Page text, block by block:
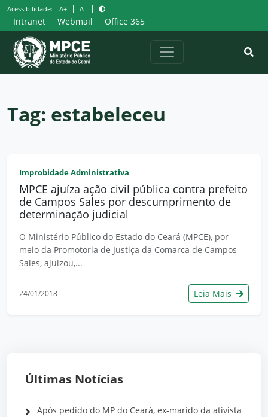
Pular
para
o
conteúdo
Acessibilidade: A+ | A- |
Intranet Webmail Office 365
Tag: estabeleceu
Improbidade Administrativa
MPCE ajuíza ação civil pública contra prefeito
de Campos Sales por descumprimento de
determinação judicial
O Ministério Público do Estado do Ceará (MPCE), por
meio da Promotoria de Justiça da Comarca de Campos
Sales, ajuizou,...
24/01/2018 Leia Mais
Últimas Notícias
Após pedido do MP do Ceará, ex-marido da ativista